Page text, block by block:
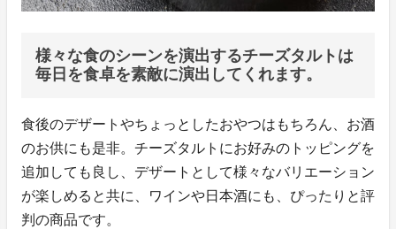
様々な食のシーンを演出するチーズタルトは
毎日を食卓を素敵に演出してくれます。
食後のデザートやちょっとしたおやつはもちろん、お酒
のお供にも是非。チーズタルトにお好みのトッピングを
追加しても良し、デザートとして様々なバリエーション
が楽しめると共に、ワインや日本酒にも、ぴったりと評
判の商品です。